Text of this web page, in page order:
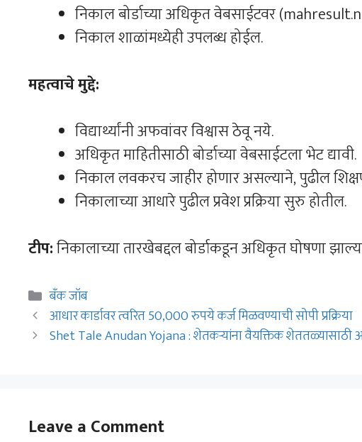
निकाल बोर्डाच्या अधिकृत वेबसाईटवर
निकाल शाळांमध्येही उपलब्ध होईल.
महत्वाचे मुद्दे:
विद्यार्थ्यांनी अफवांवर विश्वास ठेवू नये.
अधिकृत माहितीसाठी बोर्डाच्या वेबसाईटला भेट द्यावी.
निकाल लवकरच जाहीर होणार असल्याने, पुढील
निकालाच्या आधारे पुढील प्रवेश प्रक्रिया सुरु होतील.
टीप:निकालाच्या तारखेबद्दल बोर्डाकडून अधिकृत घोषणा
Categories
बँक जॉब
आधार कार्डावर त्वरित 50,000 रुपये कर्ज मिळवण्याची सोपी प्रक्रिया
Shet Tale Anudan Yojana : शेतकऱ्यांना वैयक्तिक शेततळ्यासाठी
Leave a Comment